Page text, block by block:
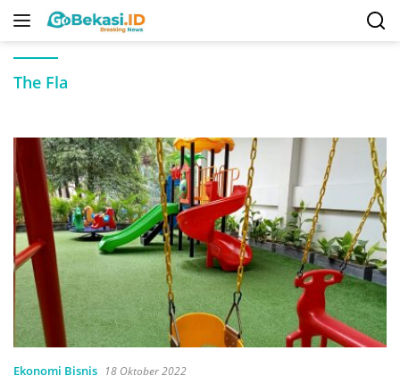
Langsung
The Fla
Ekonomi Bisnis 18 Oktober 2022